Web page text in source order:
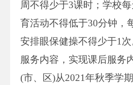
周不得少于3课时；学校
育活动不得低于30分钟，
安排眼保健操不得少于1次
服务内容，实现课后服务
(市、区)从2021年秋季学